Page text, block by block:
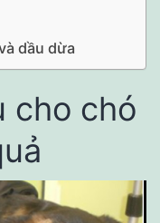
dầu dừa
cho chó